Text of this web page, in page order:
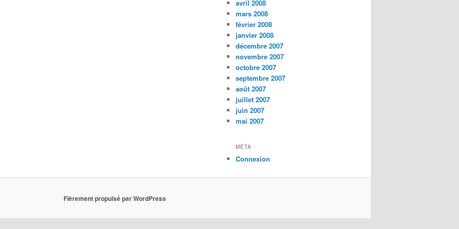
avril 2008
mars 2008
février 2008
janvier 2008
décembre 2007
novembre 2007
octobre 2007
septembre 2007
août 2007
juillet 2007
juin 2007
mai 2007
MÉTA
Connexion
Fièrement propulsé par WordPress